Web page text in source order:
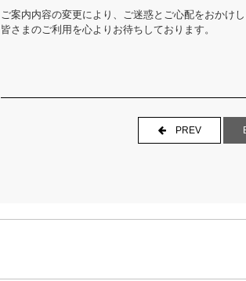
ご案内内容の変更により、ご迷惑とご心配をおかけ
皆さまのご利用を心よりお待ちしております。
PREV